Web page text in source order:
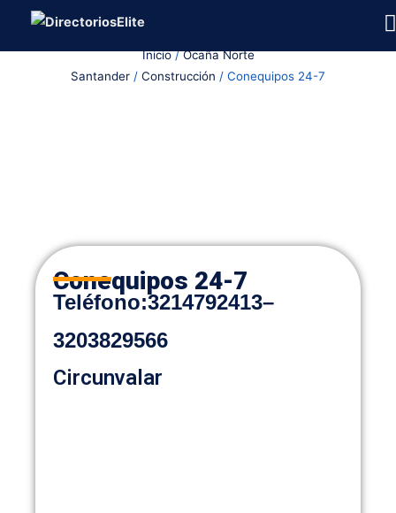
Inicio/Ocaña Norte
Santander / Construcción / Conequipos 24-7
Conequipos 24-7
Teléfono:3214792413–
3203829566
Circunvalar